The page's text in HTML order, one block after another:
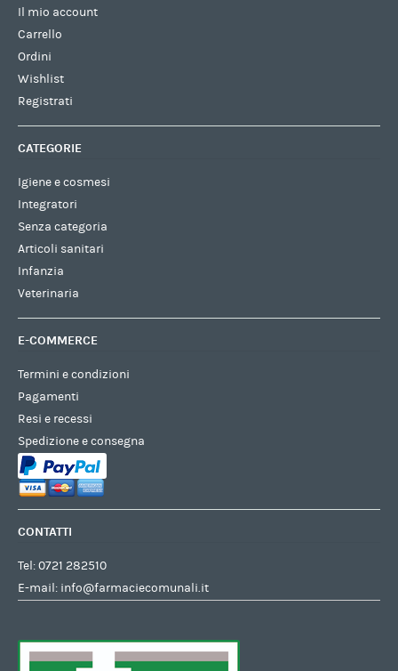
Il mio account
Carrello
Ordini
Wishlist
Registrati
CATEGORIE
Igiene e cosmesi
Integratori
Senza categoria
Articoli sanitari
Infanzia
Veterinaria
E-COMMERCE
Termini e condizioni
Pagamenti
Resi e recessi
Spedizione e consegna
CONTATTI
Tel:0721 282510
E-mail: info@farmaciecomunali.it